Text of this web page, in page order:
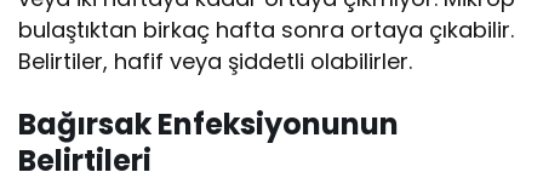
bulaştıktan birkaç hafta sonra ortaya çıkabilir.
Belirtiler, hafif veya şiddetli olabilirler.
Bağırsak Enfeksiyonunun
Belirtileri